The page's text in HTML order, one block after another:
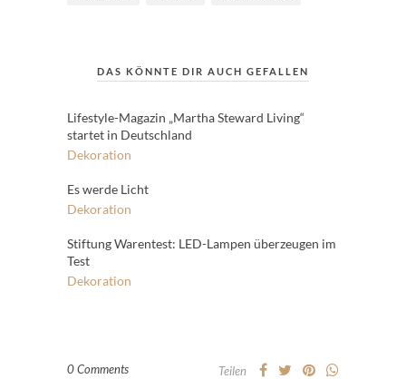
DAS KÖNNTE DIR AUCH GEFALLEN
Lifestyle-Magazin „Martha Steward Living“
startet in Deutschland
Dekoration
Es werde Licht
Dekoration
Stiftung Warentest: LED-Lampen überzeugen im
Test
Dekoration
0 Comments Teilen